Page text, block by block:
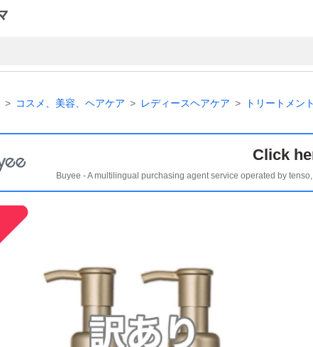
コスメ、美容、ヘアケア レディースヘアケア トリートメン
Click
Buyee - A multilingual purchasing agent service operated by